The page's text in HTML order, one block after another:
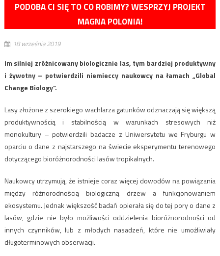
PODOBA CI SIĘ TO CO ROBIMY? WESPRZYJ PROJEKT
MAGNA POLONIA!
18 września 2019
Im silniej zróżnicowany biologicznie las, tym bardziej produktywny
i żywotny – potwierdzili niemieccy naukowcy na łamach „Global
Change Biology”.
Lasy złożone z szerokiego wachlarza gatunków odznaczają się większą
produktywnością i stabilnością w warunkach stresowych niż
monokultury – potwierdzili badacze z Uniwersytetu we Fryburgu w
oparciu o dane z najstarszego na świecie eksperymentu terenowego
dotyczącego bioróżnorodności lasów tropikalnych.
Naukowcy utrzymują, że istnieje coraz więcej dowodów na powiązania
między różnorodnością biologiczną drzew a funkcjonowaniem
ekosystemu. Jednak większość badań opierała się do tej pory o dane z
lasów, gdzie nie było możliwości oddzielenia bioróżnorodności od
innych czynników, lub z młodych nasadzeń, które nie umożliwiały
długoterminowych obserwacji.